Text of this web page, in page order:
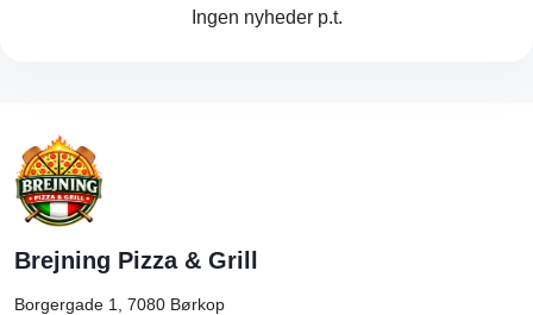
Ingen nyheder p.t.
Brejning Pizza & Grill
Borgergade 1, 7080 Børkop